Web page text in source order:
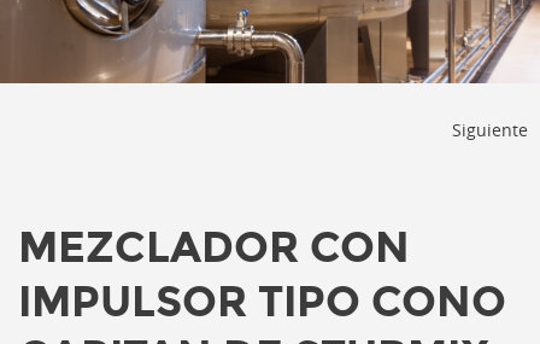
Siguiente
MEZCLADOR CON
IMPULSOR TIPO CONO